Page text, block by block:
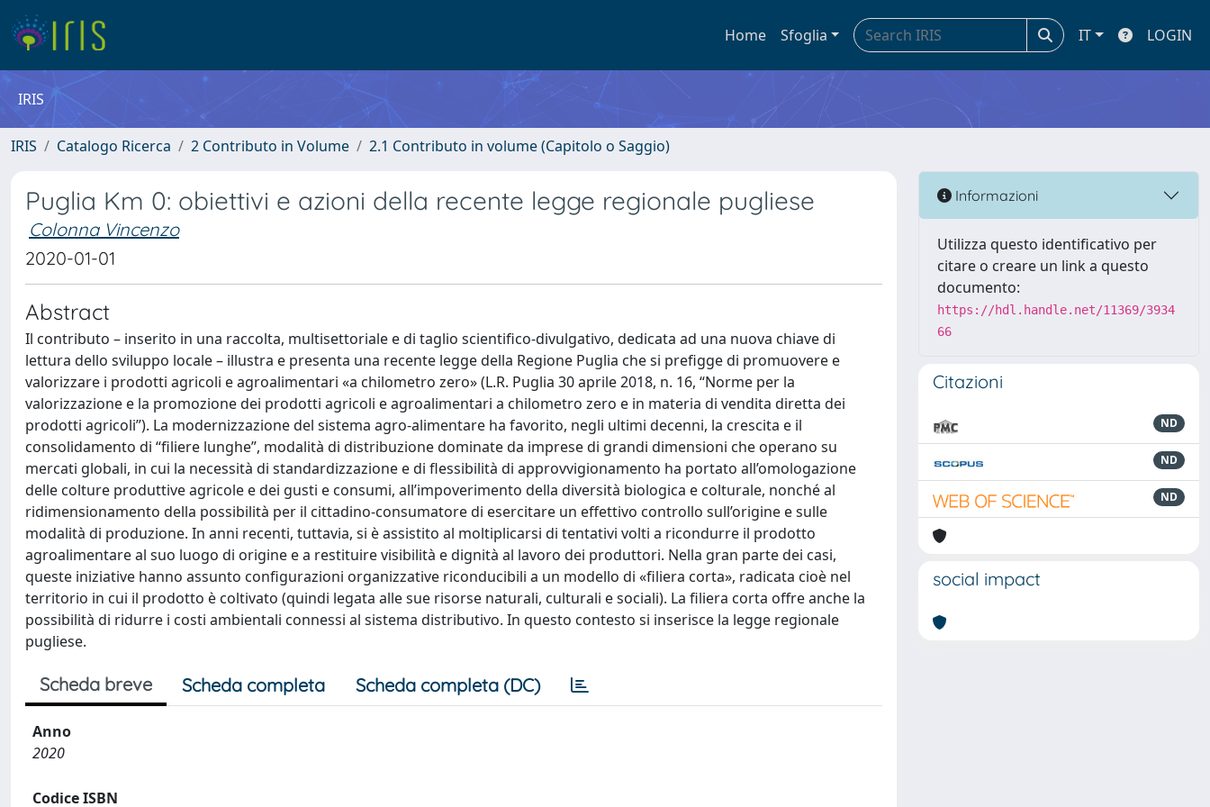
Home Sfoglia IT LOGIN
IRIS
IRIS Catalogo Ricerca 2 Contributo in Volume 2.1 Contributo in volume (Capitolo o Saggio)
Puglia Km 0: obiettivi e azioni della recente legge regionale pugliese
Colonna Vincenzo
2020-01-01
Abstract
Il contributo – inserito in una raccolta, multisettoriale e di taglio scientifico-divulgativo, dedicata ad una nuova chiave di
lettura dello sviluppo locale – illustra e presenta una recente legge della Regione Puglia che si prefigge di promuovere e
valorizzare i prodotti agricoli e agroalimentari «a chilometro zero» (L.R. Puglia 30 aprile 2018, n. 16, “Norme per la
valorizzazione e la promozione dei prodotti agricoli e agroalimentari a chilometro zero e in materia di vendita diretta dei
prodotti agricoli”). La modernizzazione del sistema agro-alimentare ha favorito, negli ultimi decenni, la crescita e il
consolidamento di “filiere lunghe”, modalità di distribuzione dominate da imprese di grandi dimensioni che operano su
mercati globali, in cui la necessità di standardizzazione e di flessibilità di approvvigionamento ha portato all’omologazione
delle colture produttive agricole e dei gusti e consumi, all’impoverimento della diversità biologica e colturale, nonché al
ridimensionamento della possibilità per il cittadino-consumatore di esercitare un effettivo controllo sull’origine e sulle
modalità di produzione. In anni recenti, tuttavia, si è assistito al moltiplicarsi di tentativi volti a ricondurre il prodotto
agroalimentare al suo luogo di origine e a restituire visibilità e dignità al lavoro dei produttori. Nella gran parte dei casi,
queste iniziative hanno assunto configurazioni organizzative riconducibili a un modello di «filiera corta», radicata cioè nel
territorio in cui il prodotto è coltivato (quindi legata alle sue risorse naturali, culturali e sociali). La filiera corta offre anche la
possibilità di ridurre i costi ambientali connessi al sistema distributivo. In questo contesto si inserisce la legge regionale
pugliese.
Scheda breve Scheda completa Scheda completa (DC)
Anno
2020
Codice ISBN
Informazioni
Utilizza questo identificativo per
citare o creare un link a questo
documento:
https://hdl.handle.net/11369/3934
66
Citazioni
ND
ND
ND
social impact